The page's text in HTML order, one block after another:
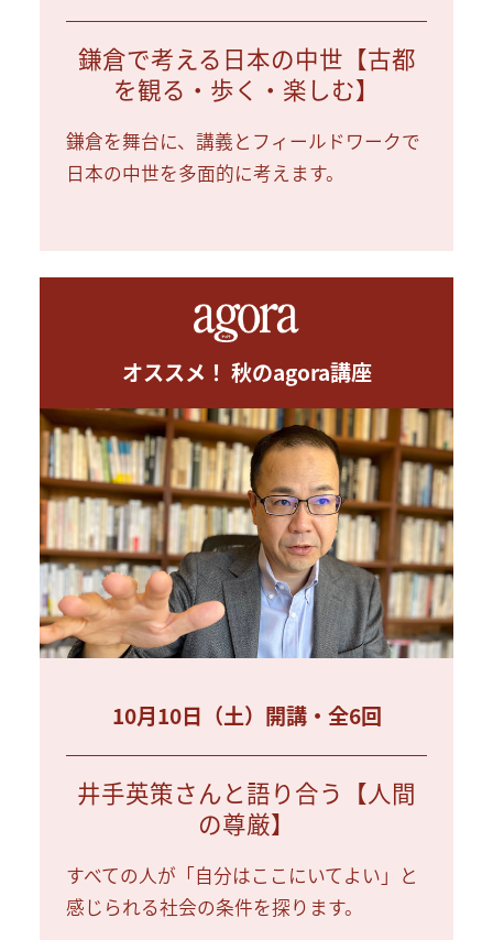
鎌倉で考える日本の中世【古都
を観る・歩く・楽しむ】
鎌倉を舞台に、講義とフィールドワークで
日本の中世を多面的に考えます。
オススメ！ 秋のagora講座
10月10日（土）開講・全6回
井手英策さんと語り合う【人間
の尊厳】
すべての人が「自分はここにいてよい」と
感じられる社会の条件を探ります。